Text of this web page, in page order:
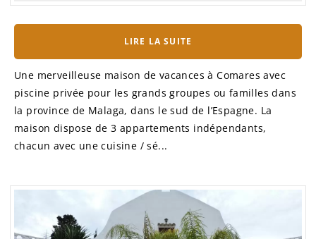
LIRE LA SUITE
Une merveilleuse maison de vacances à Comares avec
piscine privée pour les grands groupes ou familles dans
la province de Malaga, dans le sud de l’Espagne. La
maison dispose de 3 appartements indépendants,
chacun avec une cuisine / sé...